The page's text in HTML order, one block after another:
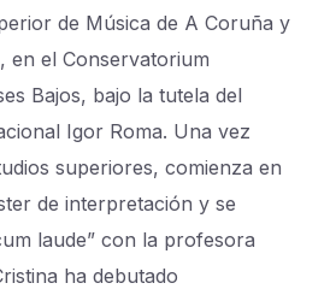
de Música de A Coruña y
en el Conservatorium
Bajos, bajo la tutela del
Igor Roma. Una vez
superiores, comienza en
de interpretación y se
laude” con la profesora
ha debutado